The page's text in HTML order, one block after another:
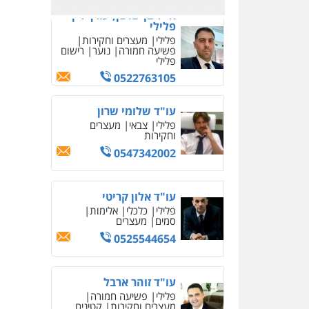
עו"ד שלי גורביץ – לוי
משפט פלילי פשיעה
חמורה מעצרים וחקירות
צבאי
0544218336
משרד עורכי דין חן ברוך
פלילי דיני תעבורה
וחקירות
0505078733
משרד עורכי דין טאי
שרקי
פלילי אסירים תעבורה
מרב"ד
0547556464
עו"ד אילן אלימלך
פלילי פשיעה חמורה